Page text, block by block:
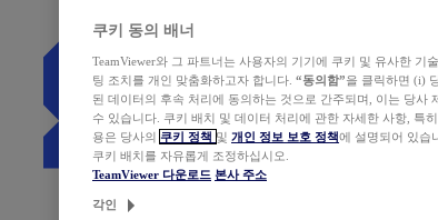
쿠키 동의 배너
TeamViewer와 그 파트너는 사용자의 기기에 쿠키 및 유사한
팅 조치를 개인 맞춤화하고자 합니다. “동의함”을 클릭하면 (i)
된 데이터의 후속 처리에 동의하는 것으로 간주되며, 이는 당사
수 있습니다. 쿠키 배치 및 데이터 처리에 관한 자세한 사항, 특
용은 당사의 쿠키 정책 및 개인 정보 보호 정책에 설명되어 있습
쿠키 배치를 자유롭게 조정하십시오.
TeamViewer 다운로드 본사 주소
각인